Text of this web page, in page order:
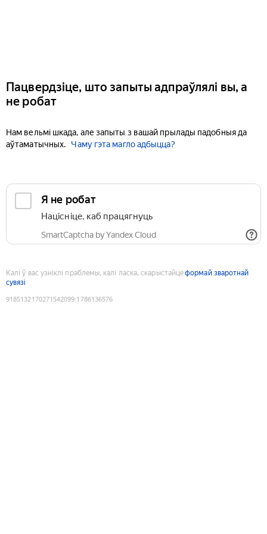
Пацвердзіце, што запыты адпраўлялі вы, а
не робат
Нам вельмі шкада, але запыты з вашай прылады падобныя да
аўтаматычных.
Чаму гэта магло адбыцца?
Я не робат
Націсніце, каб працягнуць
SmartCaptcha by Yandex Cloud
Калі ў вас узніклі праблемы, калі ласка, скарыстайцеформай зваротнай
сувязі
9185132170271542099:1786136576